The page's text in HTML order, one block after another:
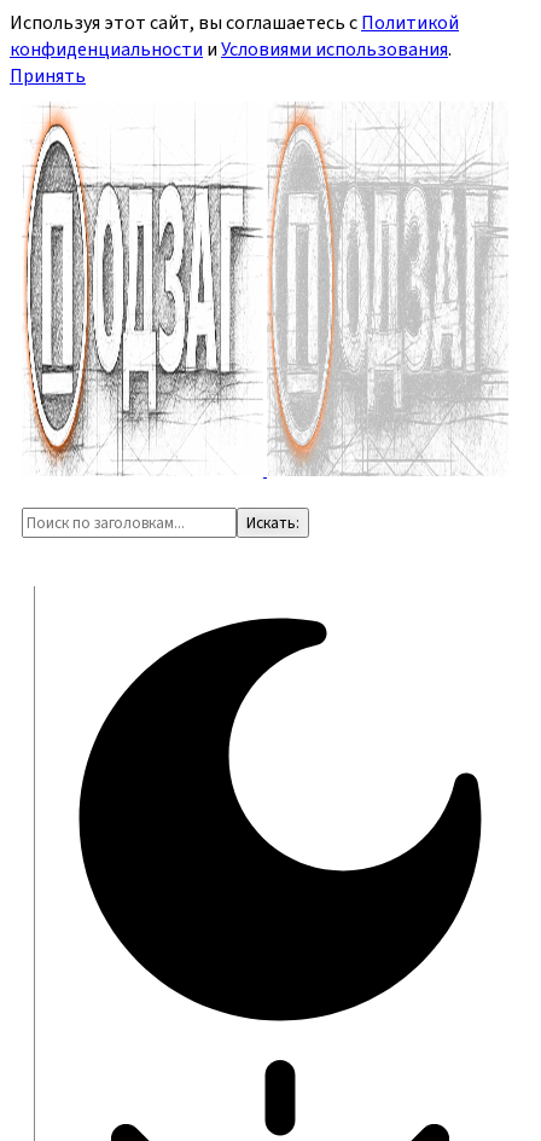
Используя этот сайт, вы соглашаетесь сПолитикой
конфиденциальности иУсловиями использования.
Принять